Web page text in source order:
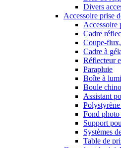
Divers
Accessoire prise
Accessoire
Cadre
Coupe-
Cadre à
Réflecteur
Parapluie
Boîte à
Boule
Assistant
Fond
Support
Systèmes
Table de